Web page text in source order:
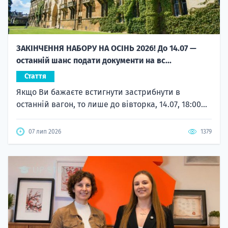
ЗАКІНЧЕННЯ НАБОРУ НА ОСІНЬ 2026! До 14.07 —
останній шанс подати документи на вс...
Стаття
Якщо Ви бажаєте встигнути застрибнути в
останній вагон, то лише до вівторка, 14.07, 18:00...
07 лип 2026 1379